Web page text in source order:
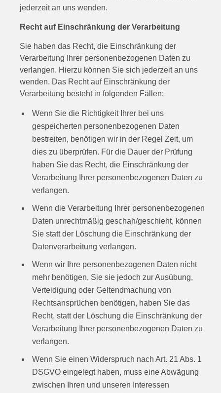
jederzeit an uns wenden.
Recht auf Einschränkung der Verarbeitung
Sie haben das Recht, die Einschränkung der
Verarbeitung Ihrer personenbezogenen Daten zu
verlangen. Hierzu können Sie sich jederzeit an uns
wenden. Das Recht auf Einschränkung der
Verarbeitung besteht in folgenden Fällen:
Wenn Sie die Richtigkeit Ihrer bei uns
gespeicherten personenbezogenen Daten
bestreiten, benötigen wir in der Regel Zeit, um
dies zu überprüfen. Für die Dauer der Prüfung
haben Sie das Recht, die Einschränkung der
Verarbeitung Ihrer personenbezogenen Daten zu
verlangen.
Wenn die Verarbeitung Ihrer personenbezogenen
Daten unrechtmäßig geschah/geschieht, können
Sie statt der Löschung die Einschränkung der
Datenverarbeitung verlangen.
Wenn wir Ihre personenbezogenen Daten nicht
mehr benötigen, Sie sie jedoch zur Ausübung,
Verteidigung oder Geltendmachung von
Rechtsansprüchen benötigen, haben Sie das
Recht, statt der Löschung die Einschränkung der
Verarbeitung Ihrer personenbezogenen Daten zu
verlangen.
Wenn Sie einen Widerspruch nach Art. 21 Abs. 1
DSGVO eingelegt haben, muss eine Abwägung
zwischen Ihren und unseren Interessen